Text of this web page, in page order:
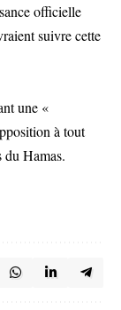
officielle
suivre cette
une «
à tout
du Hamas.